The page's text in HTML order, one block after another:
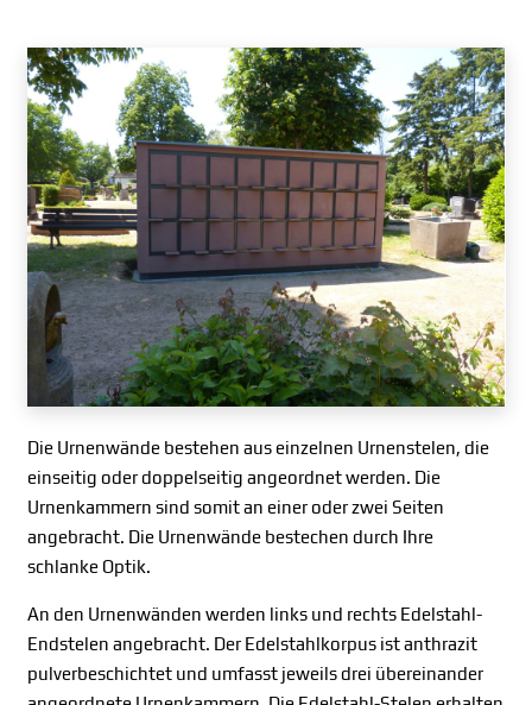
Die Urnenwände bestehen aus einzelnen Urnenstelen, die
einseitig oder doppelseitig angeordnet werden. Die
Urnenkammern sind somit an einer oder zwei Seiten
angebracht. Die Urnenwände bestechen durch Ihre
schlanke Optik.
An den Urnenwänden werden links und rechts Edelstahl-
Endstelen angebracht. Der Edelstahlkorpus ist anthrazit
pulverbeschichtet und umfasst jeweils drei übereinander